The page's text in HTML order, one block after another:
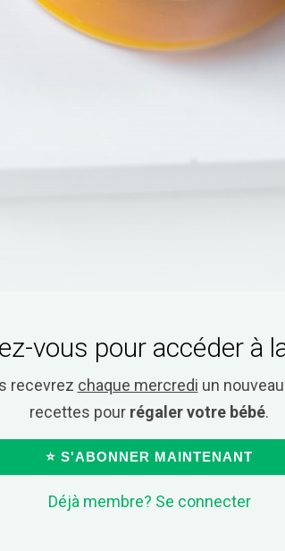
vous pour accéder à
recevrez chaque mercredi un
recettes pour régaler votre bébé.
⭐ S'ABONNER MAINTENANT
Déjà membre? Se connecter